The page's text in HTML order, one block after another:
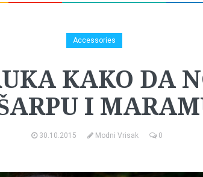
Accessories
KAKO DA
I
30.10.2015 Modni Vrisak 0